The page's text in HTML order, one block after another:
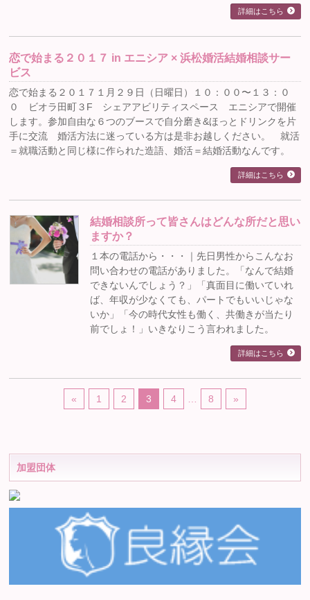
詳細はこちら
恋で始まる２０１７ in エニシア × 浜松婚活結婚相談サー
ビス
恋で始まる２０１７１月２９日（日曜日）１０：００〜１３：０
０ ビオラ田町３F シェアアビリティスペース エニシアで開催
します。参加自由な６つのブースで自分磨き&ほっとドリンクを片
手に交流 婚活方法に迷っている方は是非お越しください。 就活
＝就職活動と同じ様に作られた造語、婚活＝結婚活動なんです。
詳細はこちら
結婚相談所って皆さんはどんな所だと思い
ますか？
１本の電話から・・・｜先日男性からこんなお
問い合わせの電話がありました。「なんで結婚
できないんでしょう？」「真面目に働いていれ
ば、年収が少なくても、パートでもいいじゃな
いか」「今の時代女性も働く、共働きが当たり
前でしょ！」いきなりこう言われました。
詳細はこちら
« 1 2 3 4 8 »
加盟団体